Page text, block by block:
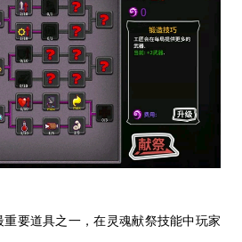
要道具之一，在灵魂献祭技能中玩家